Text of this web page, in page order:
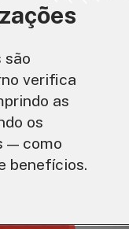
são
verifica
as
os
— como
benefícios.